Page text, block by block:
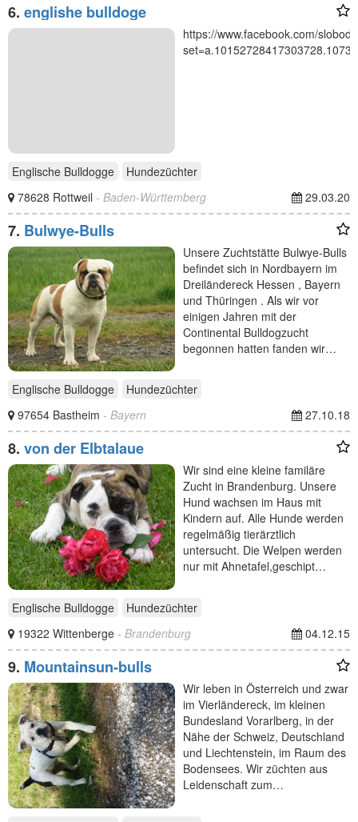
6. englishe bulldoge
https://www.facebook.com/
Englische Bulldogge
Hundezüchter
78628 Rottweil - Baden-Württemberg 29.03.20
7. Bulwye-Bulls
Unsere Zuchtstätte Bulwye-Bulls
befindet sich in Nordbayern im
Dreiländereck Hessen , Bayern
und Thüringen . Als wir vor
einigen Jahren mit der
Continental Bulldogzucht
begonnen hatten fanden wir…
Englische Bulldogge
Hundezüchter
97654 Bastheim - Bayern 27.10.18
8. von der Elbtalaue
Wir sind eine kleine familäre
Zucht in Brandenburg. Unsere
Hund wachsen im Haus mit
Kindern auf. Alle Hunde werden
regelmäßig tierärztlich
untersucht. Die Welpen werden
nur mit Ahnetafel,geschipt…
Englische Bulldogge
Hundezüchter
19322 Wittenberge - Brandenburg 04.12.15
9. Mountainsun-bulls
Wir leben in Österreich und zwar
im Vierländereck, im kleinen
Bundesland Vorarlberg, in der
Nähe der Schweiz, Deutschland
und Liechtenstein, im Raum des
Bodensees. Wir züchten aus
Leidenschaft zum…